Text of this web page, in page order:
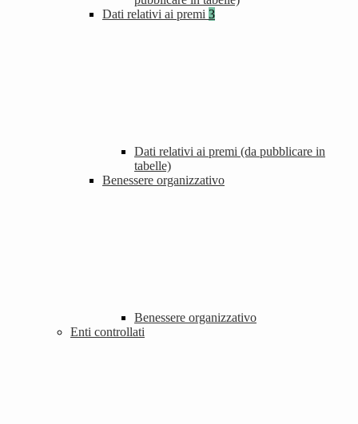
Dati relativi ai premi 3
Dati relativi ai premi (da pubblicare in
tabelle)
Benessere organizzativo
Benessere organizzativo
Enti controllati